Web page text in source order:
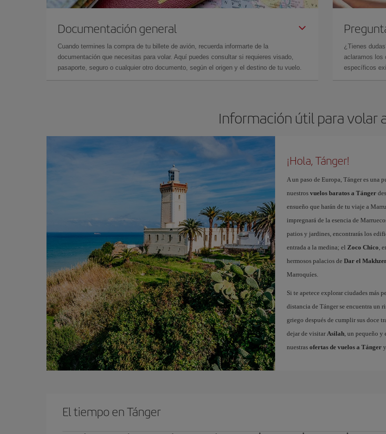
Documentación general
Cuando termines la compra de tu billete de avión, recuerda informarte de la
documentación que necesitas para volar. Aquí puedes consultar si requieres visado,
pasaporte, seguro o cualquier otro documento, según el origen y el destino de tu vuelo.
¿Tienes
aclaramos los
específicos
Información útil para volar
¡Hola, Tánger!
A un paso de Europa, Tánger es una
nuestros vuelos baratos a Tánger
ensueño que harán de tu viaje a
impregnará de la esencia de
patios y jardines, encontrarás los
entrada a la medina; el Zoco Chico,
hermosos palacios de Dar el
Marroquíes.
Si te apetece explorar ciudades más
distancia de Tánger se encuentra un
griego después de cumplir sus doce
dejar de visitar Asilah, un pequeño y
nuestras ofertas de vuelos a Tángery
El tiempo en Tánger